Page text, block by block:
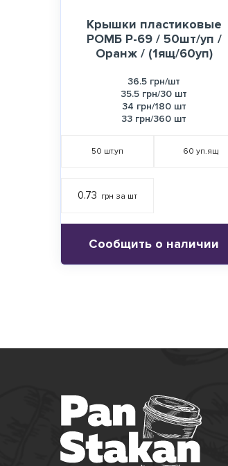
Крышки пластиковые
РОМБ Р-69 / 50шт/уп /
Оранж / (1ящ/60уп)
36.5 грн/шт
35.5 грн/30 шт
34 грн/180 шт
33 грн/360 шт
50 шт.уп 60 уп.ящ
0.73 грн за шт
Сообщить о наличии